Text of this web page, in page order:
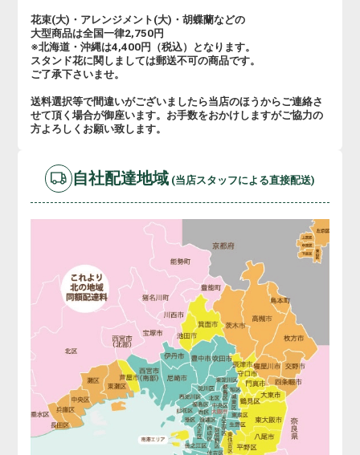
花束(大)・アレンジメント(大)・胡蝶蘭などの
大型商品は全国一律2,750円
※北海道・沖縄は4,400円（税込）となります。
スタンド花に関しましては郵送不可の商品です。
ご了承下さいませ。
送料選択等で間違いがございましたら当店のほうからご連絡さ
せて頂く場合が御座います。お手数をおかけしますがご協力の
方よろしくお願い致します。
自社配達地域 (当店スタッフによる直接配送)